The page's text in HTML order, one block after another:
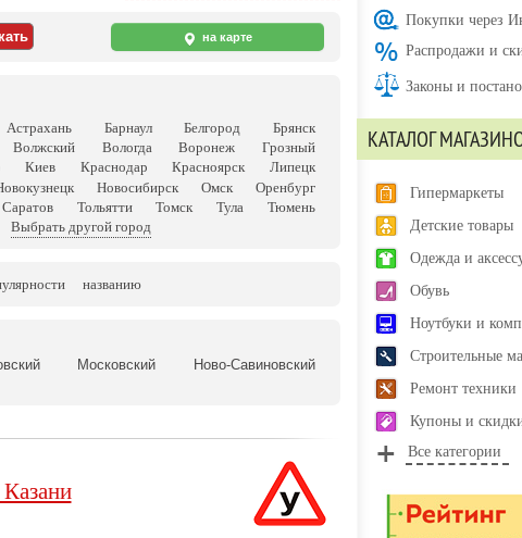
на карте
Астрахань Барнаул Белгород
Брянск
Волжский Вологда Воронеж
Грозный
Киев Краснодар Красноярск
Липецк
Новосибирск Омск
Оренбург
Саратов Тольятти Томск Тула
Тюмень
Выбрать другой город
названию
Московский
Ново-Савиновский
Покупки через
Распродажи и
Законы и
КАТАЛОГ
Гипермаркеты
Детские товары
Одежда и
Обувь
Ноутбуки и
Строительные
Ремонт техники
Купоны и
Все категории